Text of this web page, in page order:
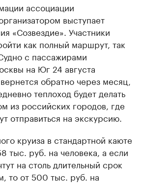
ассоциации
выступает
«Созвездие». Участники
как полный маршрут, так
с пассажирами
на Юг 24 августа
обратно через месяц,
теплоход будет делать
из российских городов, где
отправиться на экскурсию.
круиза в стандартной каюте
тыс. руб. на человека, а если
на столь длительный срок
то от 500 тыс. руб. на